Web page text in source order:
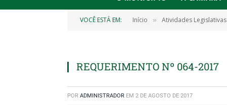
VOCÊ ESTÁ EM: Início » Atividades Legislativas
REQUERIMENTO Nº 064-2017
POR ADMINISTRADOR EM 2 DE AGOSTO DE 2017